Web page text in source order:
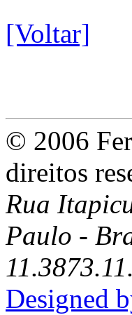
[Voltar]
© 2006
direitos
Rua
Paulo -
Designed